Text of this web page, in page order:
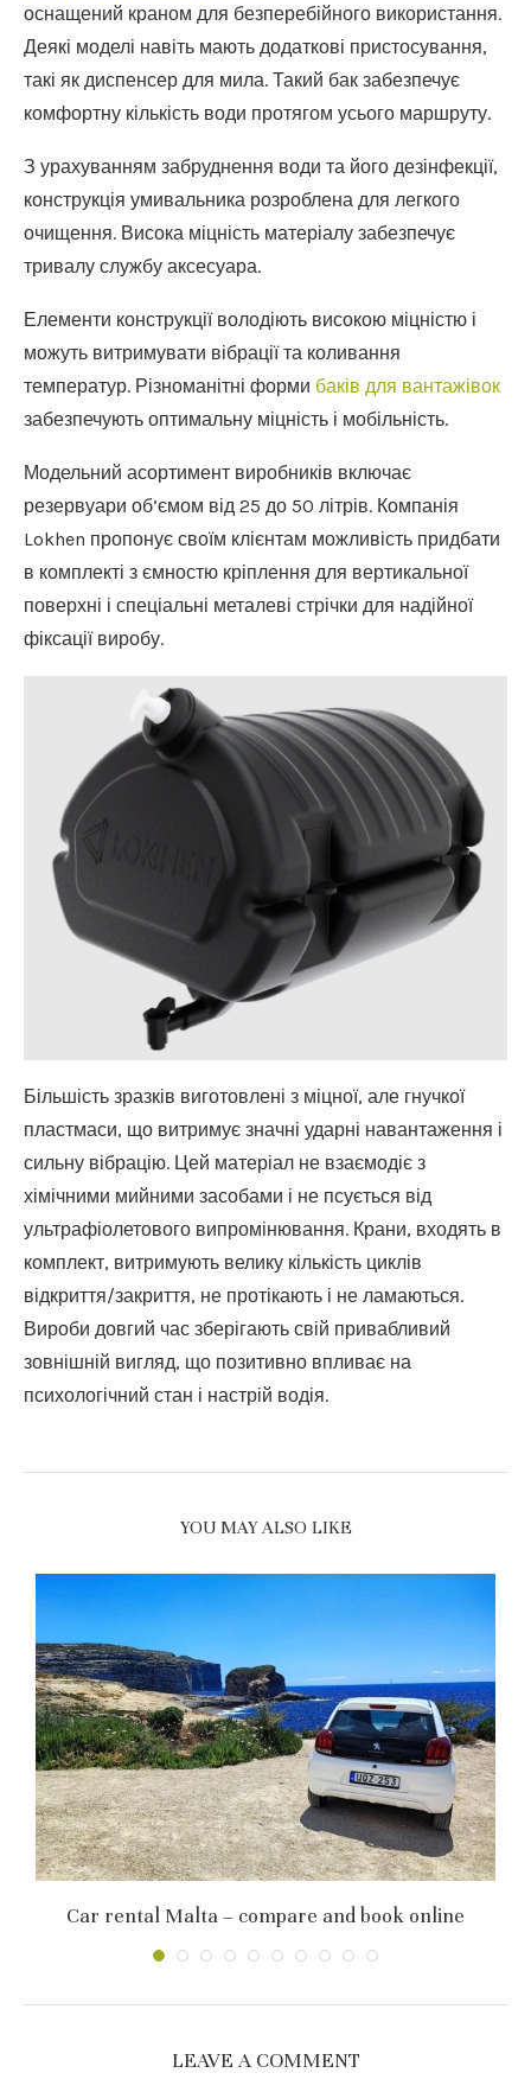
оснащений краном для безперебійного використання.
Деякі моделі навіть мають додаткові пристосування,
такі як диспенсер для мила. Такий бак забезпечує
комфортну кількість води протягом усього маршруту.
З урахуванням забруднення води та його дезінфекції,
конструкція умивальника розроблена для легкого
очищення. Висока міцність матеріалу забезпечує
тривалу службу аксесуара.
Елементи конструкції володіють високою міцністю і
можуть витримувати вібрації та коливання
температур. Різноманітні форми баків для вантажівок
забезпечують оптимальну міцність і мобільність.
Модельний асортимент виробників включає
резервуари об’ємом від 25 до 50 літрів. Компанія
Lokhen пропонує своїм клієнтам можливість придбати
в комплекті з ємностю кріплення для вертикальної
поверхні і спеціальні металеві стрічки для надійної
фіксації виробу.
Більшість зразків виготовлені з міцної, але гнучкої
пластмаси, що витримує значні ударні навантаження і
сильну вібрацію. Цей матеріал не взаємодіє з
хімічними мийними засобами і не псується від
ультрафіолетового випромінювання. Крани, входять в
комплект, витримують велику кількість циклів
відкриття/закриття, не протікають і не ламаються.
Вироби довгий час зберігають свій привабливий
зовнішній вигляд, що позитивно впливає на
психологічний стан і настрій водія.
YOU MAY ALSO LIKE
Car rental Malta – compare and book online
LEAVE A COMMENT